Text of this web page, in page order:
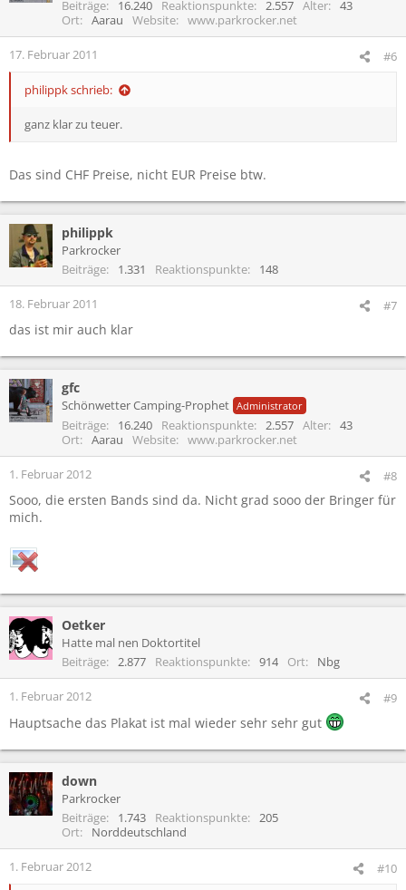
Beiträge 16.240 Reaktionspunkte 2.557 Alter
43
Ort
Aarau Website www.parkrocker.net
17. Februar 2011 #6
philippk schrieb:
ganz klar zu teuer.
Das sind CHF Preise, nicht EUR Preise btw.
philippk
Parkrocker
Beiträge
1.331 Reaktionspunkte 148
18. Februar 2011 #7
das ist mir auch klar
gfc
Schönwetter Camping-Prophet Administrator
Beiträge 16.240 Reaktionspunkte 2.557 Alter
43
Ort
Aarau Website www.parkrocker.net
1. Februar 2012 #8
Sooo, die ersten Bands sind da. Nicht grad sooo der Bringer für
mich.
Oetker
Hatte mal nen Doktortitel
Beiträge
2.877 Reaktionspunkte 914 Ort Nbg
1. Februar 2012 #9
Hauptsache das Plakat ist mal wieder sehr sehr gut
down
Parkrocker
Beiträge
1.743 Reaktionspunkte
205
Ort
Norddeutschland
1. Februar 2012 #10